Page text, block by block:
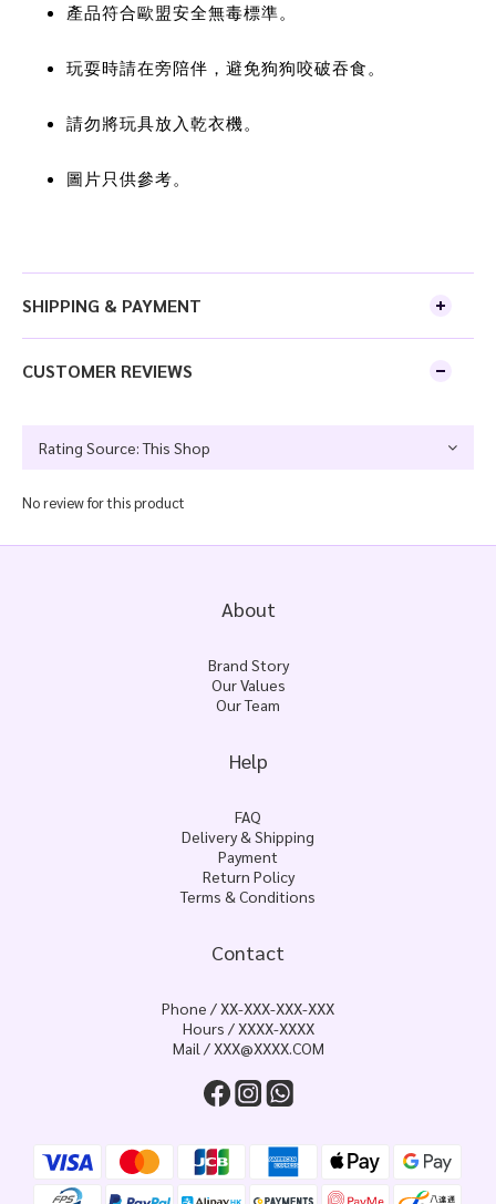
產品符合歐盟安全無毒標準。
玩耍時請在旁陪伴，避免狗狗咬破吞食。
請勿將玩具放入乾衣機。
圖片只供參考。
SHIPPING & PAYMENT
CUSTOMER REVIEWS
No review for this product
About
Brand Story
Our Values
Our Team
Help
FAQ
Delivery & Shipping
Payment
Return Policy
Terms & Conditions
Contact
Phone / XX-XXX-XXX-XXX
Hours / XXXX-XXXX
Mail / XXX@XXXX.COM